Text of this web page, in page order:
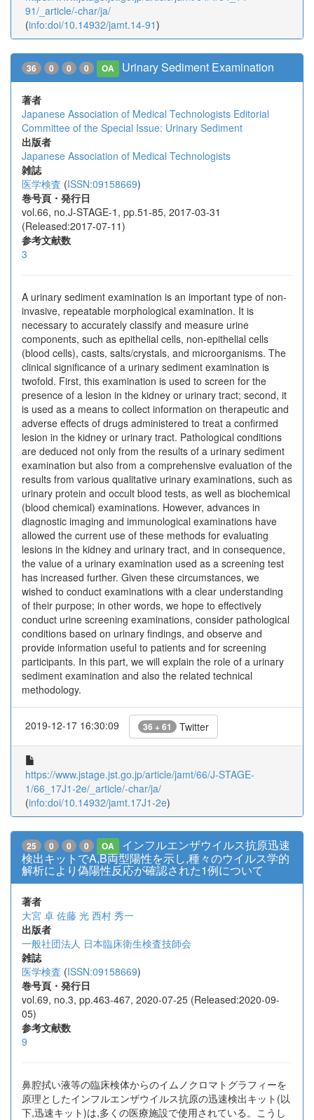
91/_article/-char/ja/
(info:doi/10.14932/jamt.14-91)
36 0 0 0 OA Urinary Sediment Examination
著者
Japanese Association of Medical Technologists Editorial
Committee of the Special Issue: Urinary Sediment
出版者
Japanese Association of Medical Technologists
雑誌
医学検査 (ISSN:09158669)
巻号頁・発行日
vol.66, no.J-STAGE-1, pp.51-85, 2017-03-31
(Released:2017-07-11)
参考文献数
3
A urinary sediment examination is an important type of non-
invasive, repeatable morphological examination. It is
necessary to accurately classify and measure urine
components, such as epithelial cells, non-epithelial cells
(blood cells), casts, salts/crystals, and microorganisms. The
clinical significance of a urinary sediment examination is
twofold. First, this examination is used to screen for the
presence of a lesion in the kidney or urinary tract; second, it
is used as a means to collect information on therapeutic and
adverse effects of drugs administered to treat a confirmed
lesion in the kidney or urinary tract. Pathological conditions
are deduced not only from the results of a urinary sediment
examination but also from a comprehensive evaluation of the
results from various qualitative urinary examinations, such as
urinary protein and occult blood tests, as well as biochemical
(blood chemical) examinations. However, advances in
diagnostic imaging and immunological examinations have
allowed the current use of these methods for evaluating
lesions in the kidney and urinary tract, and in consequence,
the value of a urinary examination used as a screening test
has increased further. Given these circumstances, we
wished to conduct examinations with a clear understanding
of their purpose; in other words, we hope to effectively
conduct urine screening examinations, consider pathological
conditions based on urinary findings, and observe and
provide information useful to patients and for screening
participants. In this part, we will explain the role of a urinary
sediment examination and also the related technical
methodology.
2019-12-17 16:30:09 36 + 61 Twitter
https://www.jstage.jst.go.jp/article/jamt/66/J-STAGE-
1/66_17J1-2e/_article/-char/ja/
(info:doi/10.14932/jamt.17J1-2e)
25 0 0 0 OA
インフルエンザウイルス抗原迅速
検出キットでA,B両型陽性を示し,種々のウイルス学的
解析により偽陽性反応が確認された1例について
著者
大宮 卓 佐藤 光 西村 秀一
出版者
一般社団法人 日本臨床衛生検査技師会
雑誌
医学検査 (ISSN:09158669)
巻号頁・発行日
vol.69, no.3, pp.463-467, 2020-07-25 (Released:2020-09-
05)
参考文献数
9
鼻腔拭い液等の臨床検体からのイムノクロマトグラフィーを
原理としたインフルエンザウイルス抗原の迅速検出キット(以
下,迅速キット)は,多くの医療施設で使用されている。こうし